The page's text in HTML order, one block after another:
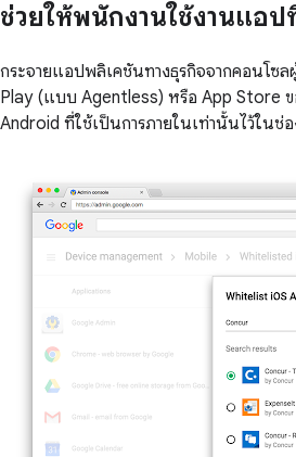
ช่วยให้พนักงานใช้งานแอป
กระจายแอปพลิเคชันทางธุรกิจจากคอนโซ
Play (แบบ Agentless) หรือ App Store
Android ที่ใช้เป็นการภายในเท่านั้นไว้ในช่